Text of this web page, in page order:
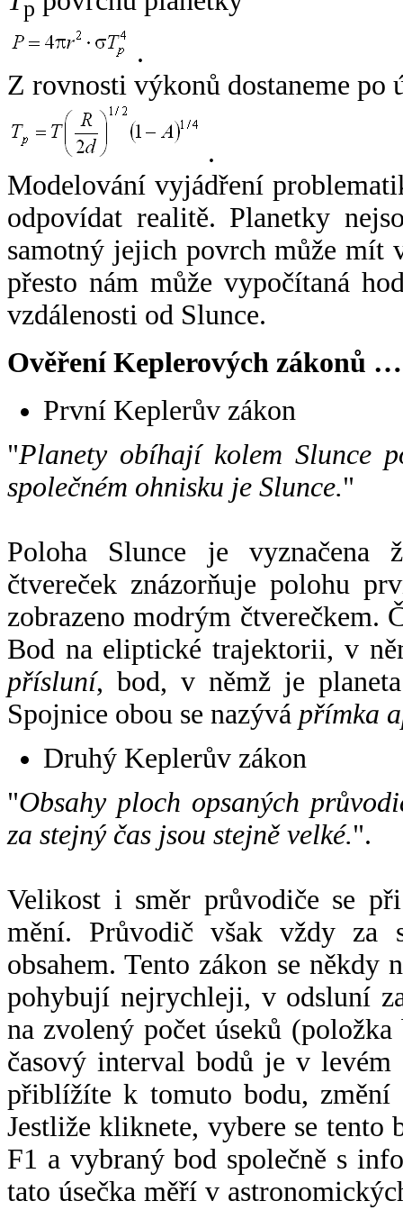
p
.
Z rovnosti výkonů dostaneme po
.
Modelování vyjádření
odpovídat realitě. Planetky
samotný jejich povrch může mít
přesto nám může vypočítaná
vzdálenosti od Slunce.
Ověření Keplerových zákonů …
První Keplerův zákon
"Planety obíhají kolem Slunce
společném ohnisku je Slunce."
Poloha Slunce je vyznačena
čtvereček znázorňuje polohu
zobrazeno modrým čtverečkem.
Bod na eliptické trajektorii, v
přísluní, bod, v němž je
Spojnice obou se nazývá přímka
Druhý Keplerův zákon
"Obsahy ploch opsaných
za stejný čas jsou stejně velké.".
Velikost i směr průvodiče se
mění. Průvodič však vždy za
obsahem. Tento zákon se někdy
pohybují nejrychleji, v odsluní
na zvolený počet úseků
časový interval bodů je v
přiblížíte k tomuto bodu,
Jestliže kliknete, vybere se tento
F1 a vybraný bod společně s
tato úsečka měří v